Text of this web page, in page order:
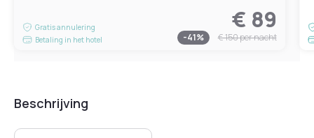
Gratis annulering
Betaling in het hotel
€ 89
-41% € 150per nacht
Beschrijving